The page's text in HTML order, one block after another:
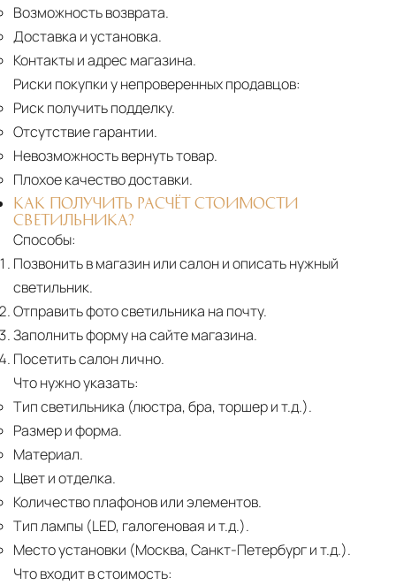
Возможность возврата.
Доставка и установка.
Контакты и адрес магазина.
Риски покупки у непроверенных продавцов:
Риск получить подделку.
Отсутствие гарантии.
Невозможность вернуть товар.
Плохое качество доставки.
КАК ПОЛУЧИТЬ РАСЧЁТ СТОИМОСТИ
СВЕТИЛЬНИКА?
Способы:
Позвонить в магазин или салон и описать нужный
светильник.
Отправить фото светильника на почту.
Заполнить форму на сайте магазина.
Посетить салон лично.
Что нужно указать:
Тип светильника (люстра, бра, торшер и т.д.).
Размер и форма.
Материал.
Цвет и отделка.
Количество плафонов или элементов.
Тип лампы (LED, галогеновая и т.д.).
Место установки (Москва, Санкт-Петербург и т.д.).
Что входит в стоимость: